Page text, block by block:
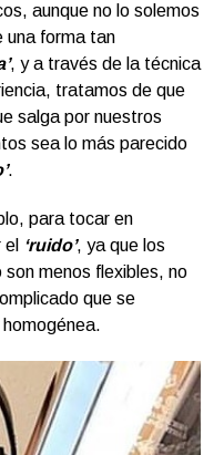
aunque no lo solemos
una forma tan
, y a través de la técnica
tratamos de que
salga por nuestros
sea lo más parecido
.
para tocar en
‘ruido’, ya que los
menos flexibles, no
que se